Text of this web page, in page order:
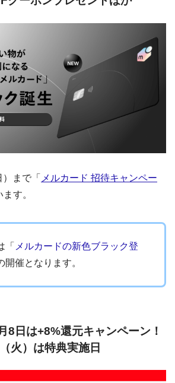
まで「 メルカード 招待キャンペー
す。
「 メルカードの新色ブラック登
開催となります。
8日は+8%還元キャンペーン！
火）は特典実施日